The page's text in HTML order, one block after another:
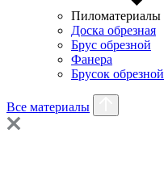
Пиломатериалы
Доска обрезная
Брус обрезной
Фанера
Брусок обрезной
Все материалы